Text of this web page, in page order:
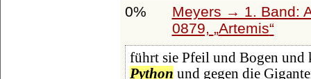
0%
Meyers → 1. Band:
0879,
Artemis
führt sie Pfeil und Bogen und
Python und gegen die